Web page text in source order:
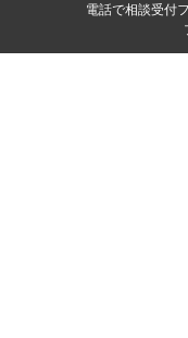
電話で相談受付